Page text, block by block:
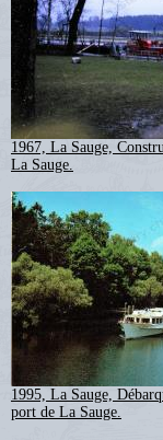
1967, La Sauge,
La Sauge.
1995, La Sauge,
port de La Sauge.